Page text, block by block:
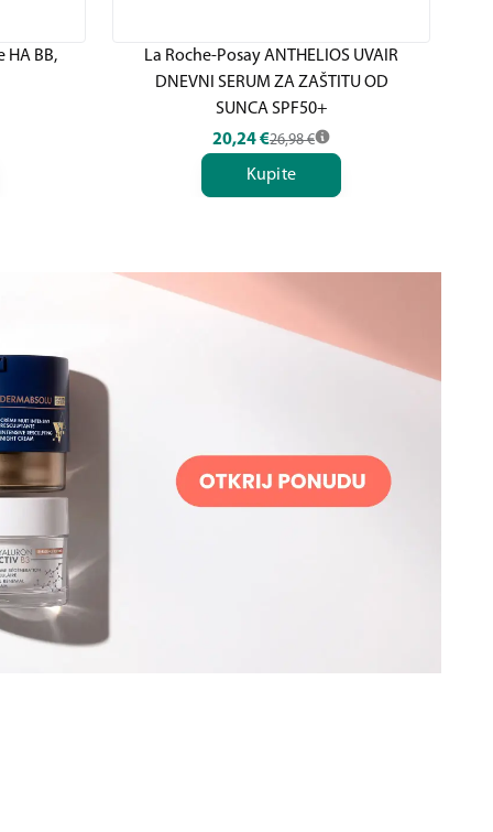
HA BB,
La Roche-Posay ANTHELIOS UVAIR
DNEVNI SERUM ZA ZAŠTITU OD
SUNCA SPF50+
20,24€26,98 €
Kupite